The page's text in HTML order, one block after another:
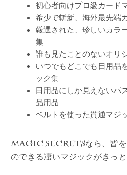
初心者向けプロ級カード
希少で斬新、海外最先端
厳選された、珍しいカラ
集
誰も見たことのないオリ
いつでもどこでも日用品
ック集
日用品にしか見えないパ
品用品
ベルトを使った貫通マジ
MAGIC SECRETSなら、皆
のできる凄いマジックがきっと